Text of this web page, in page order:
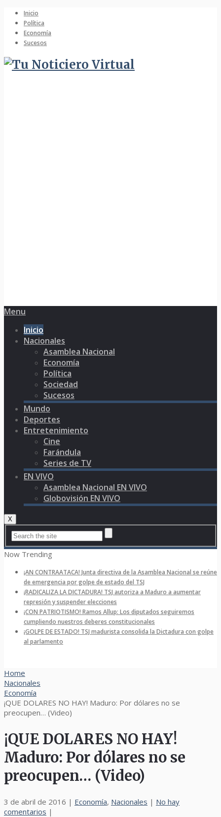
Inicio
Política
Economía
Sucesos
Menu
Inicio
Nacionales
Asamblea Nacional
Economía
Política
Sociedad
Sucesos
Mundo
Deportes
Entretenimiento
Cine
Farándula
Series de TV
EN VIVO
Asamblea Nacional EN VIVO
Globovisión EN VIVO
X
Now Trending
¡AN CONTRAATACA! Junta directiva de la Asamblea Nacional se reúne
de emergencia por golpe de estado del TSJ
¡RADICALIZA LA DICTADURA! TSJ autoriza a Maduro a aumentar
represión y suspender elecciones
¡CON PATRIOTISMO! Ramos Allup: Los diputados seguiremos
cumpliendo nuestros deberes constitucionales
¡GOLPE DE ESTADO! TSJ madurista consolida la Dictadura con golpe
al parlamento
Home
Nacionales
Economía
¡QUE DOLARES NO HAY! Maduro: Por dólares no se
preocupen… (Video)
¡QUE DOLARES NO HAY!
Maduro: Por dólares no se
preocupen… (Video)
3 de abril de 2016 | Economía, Nacionales | No hay
comentarios |